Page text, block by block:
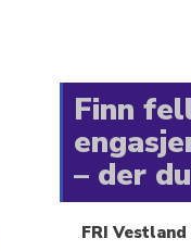
Finn
– der
FRI Vestland